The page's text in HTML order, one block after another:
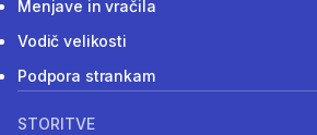
Menjave in vračila
Vodič velikosti
Podpora strankam
STORITVE